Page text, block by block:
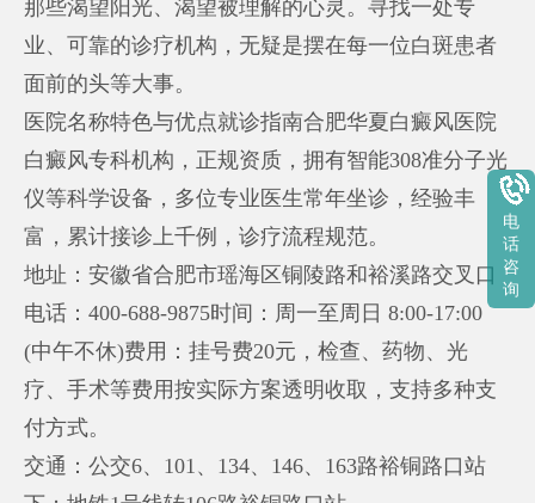
那些渴望阳光、渴望被理解的心灵。寻找一处专
业、可靠的诊疗机构，无疑是摆在每一位白斑患者
面前的头等大事。
医院名称特色与优点就诊指南合肥华夏白癜风医院
白癜风专科机构，正规资质，拥有智能308准分子光
仪等科学设备，多位专业医生常年坐诊，经验丰
富，累计接诊上千例，诊疗流程规范。
地址：安徽省合肥市瑶海区铜陵路和裕溪路交叉口
电话：400-688-9875时间：周一至周日 8:00-17:00
(中午不休)费用：挂号费20元，检查、药物、光
疗、手术等费用按实际方案透明收取，支持多种支
付方式。
交通：公交6、101、134、146、163路裕铜路口站
电
话
咨
询